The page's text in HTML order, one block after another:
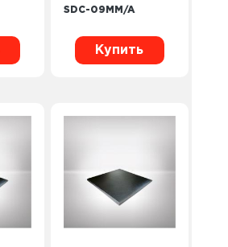
SDC-09MM/A
Купить